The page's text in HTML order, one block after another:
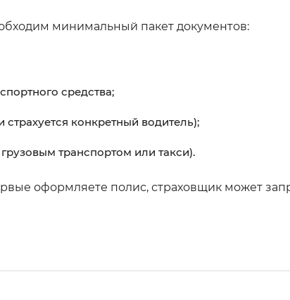
минимальный пакет документов:
средства;
конкретный водитель);
транспортом или такси).
оформляете полис, страховщик может